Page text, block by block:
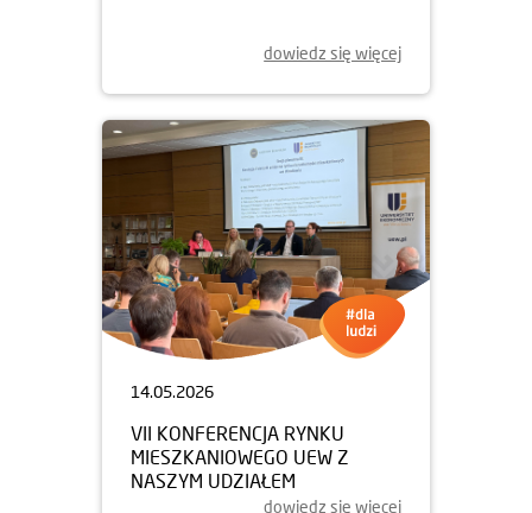
dowiedz się więcej
14.05.2026
VII KONFERENCJA RYNKU
MIESZKANIOWEGO UEW Z
NASZYM UDZIAŁEM
dowiedz się więcej